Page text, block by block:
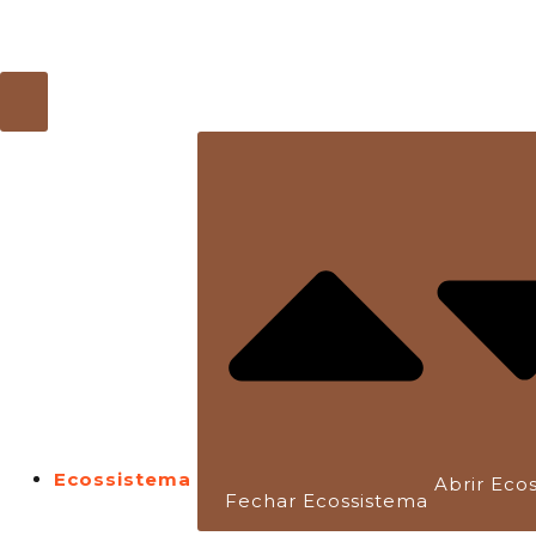
Ecossistema
Fechar Ecossistema
Abrir